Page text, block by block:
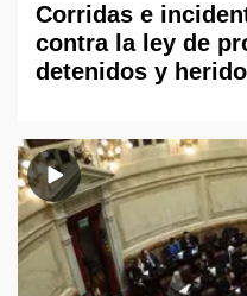
Corridas e
contra la ley de
detenidos y